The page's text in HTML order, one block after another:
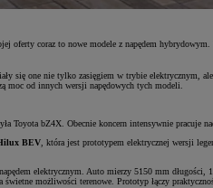
oferty coraz to nowe modele z napędem
się one nie tylko zasięgiem w trybie elektrycznym,
moc od innych wersji napędowych tych modeli.
Toyota bZ4X. Obecnie koncern intensywnie pracuje
BEV , która jest prototypem elektrycznej wersji
elektrycznym. Auto mierzy 5150 mm
możliwości terenowe. Prototyp łączy